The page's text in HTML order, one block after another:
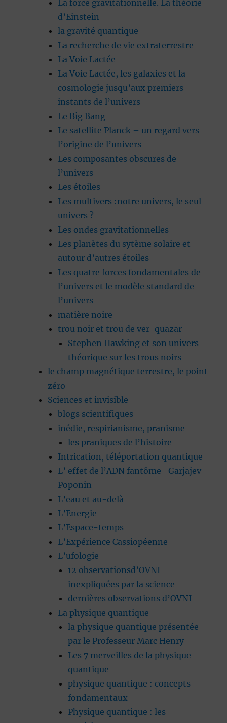
La force gravitationnelle. La théorie
d’Einstein
la gravité quantique
La recherche de vie extraterrestre
La Voie Lactée
La Voie Lactée, les galaxies et la
cosmologie jusqu’aux premiers
instants de l’univers
Le Big Bang
Le satellite Planck – un regard vers
l’origine de l’univers
Les composantes obscures de
l’univers
Les étoiles
Les multivers :notre univers, le seul
univers ?
Les ondes gravitationnelles
Les planètes du sytème solaire et
autour d’autres étoiles
Les quatre forces fondamentales de
l’univers et le modèle standard de
l’univers
matière noire
trou noir et trou de ver-quazar
Stephen Hawking et son univers
théorique sur les trous noirs
le champ magnétique terrestre, le point
zéro
Sciences et invisible
blogs scientifiques
inédie, respirianisme, pranisme
les praniques de l’histoire
Intrication, téléportation quantique
L’ effet de l’ADN fantôme- Garjajev-
Poponin-
L’eau et au-delà
L’Energie
L’Espace-temps
L’Expérience Cassiopéenne
L’ufologie
12 observationsd’OVNI
inexpliquées par la science
dernières observations d’OVNI
La physique quantique
la physique quantique présentée
par le Professeur Marc Henry
Les 7 merveilles de la physique
quantique
physique quantique : concepts
fondamentaux
Physique quantique : les